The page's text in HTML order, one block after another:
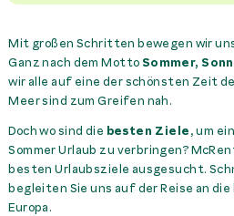
Mit großen Schritten bewegen wir
Ganz nach dem Motto Sommer,
wir alle auf eine der schönsten Zeit
Meer sind zum Greifen nah.
Doch wo sind die besten Ziele, um
Sommer Urlaub zu verbringen?
besten Urlaubsziele ausgesucht.
begleiten Sie uns auf der Reise an
Europa.